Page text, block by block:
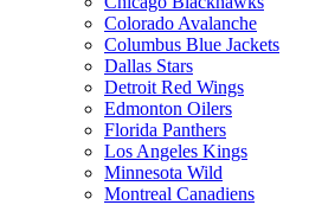
Colorado Avalanche
Columbus Blue Jackets
Dallas Stars
Detroit Red Wings
Edmonton Oilers
Florida Panthers
Los Angeles Kings
Minnesota Wild
Montreal Canadiens